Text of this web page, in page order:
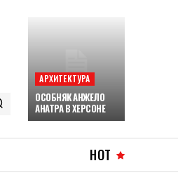
АРХИТЕКТУРА
ОСОБНЯК АНЖЕЛО
АНАТРА В ХЕРСОНЕ
HOT